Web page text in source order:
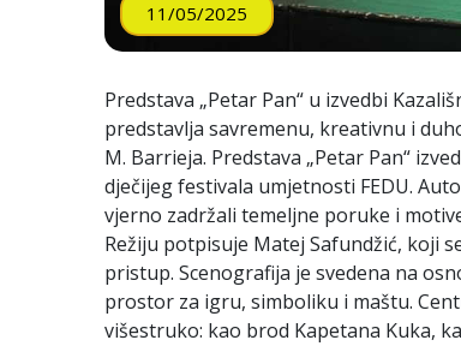
11/05/2025
Predstava „Petar Pan“ u izvedbi
predstavlja savremenu, kreativnu i
M. Barrieja. Predstava „Petar Pan“
dječijeg festivala umjetnosti FEDU.
vjerno zadržali temeljne poruke i
Režiju potpisuje Matej Safundžić, koji
pristup. Scenografija je svedena na
prostor za igru, simboliku i maštu.
višestruko: kao brod Kapetana Kuka,